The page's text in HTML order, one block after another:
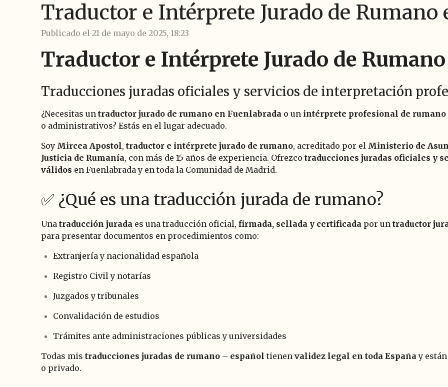
Traductor e Intérprete Jurado de Rumano
Publicado el 21 de mayo de 2025, 18:23
Traductor e Intérprete Jurado de
Traducciones juradas oficiales y servicios de interpretación
¿Necesitas un traductor jurado de rumano en Fuenlabrada o un intérprete profesional de rumano
o administrativos? Estás en el lugar adecuado.
Soy Mircea Apostol, traductor e intérprete jurado de rumano, acreditado por el Ministerio de
Justicia de Rumanía, con más de 15 años de experiencia. Ofrezco traducciones juradas oficiales y
válidos en Fuenlabrada y en toda la Comunidad de Madrid.
✅ ¿Qué es una traducción jurada de rumano?
Una traducción jurada es una traducción oficial, firmada, sellada y certificada por un traductor
para presentar documentos en procedimientos como:
Extranjería y nacionalidad española
Registro Civil y notarías
Juzgados y tribunales
Convalidación de estudios
Trámites ante administraciones públicas y universidades
Todas mis traducciones juradas de rumano – español tienen validez legal en toda España y
o privado.